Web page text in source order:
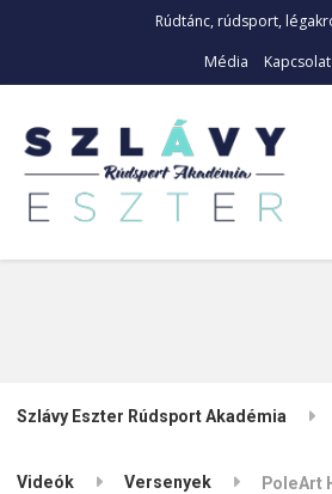
Rúdtánc, rúdsport,
Média
Kapcsolat
Szlávy Eszter Rúdsport Akadémia
Videók Versenyek PoleArt